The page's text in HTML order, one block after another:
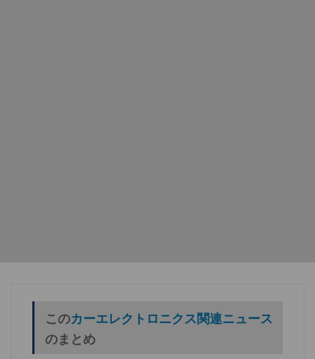
このカーエレクトロニクス関連ニュース
のまとめ